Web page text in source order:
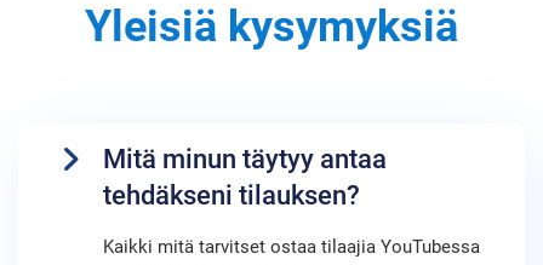
Yleisiä kysymyksiä
Mitä minun täytyy antaa
tehdäkseni tilauksen?
Kaikki mitä tarvitset ostaa tilaajia YouTubessa